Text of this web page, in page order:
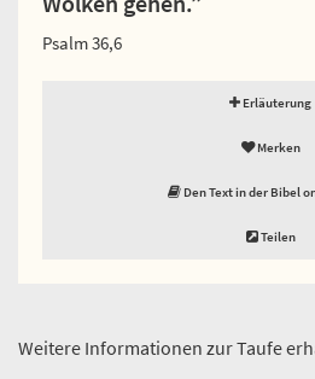
Psalm 36,6
Erläuterung
Merken
Den Text in der Bibel
Teilen
Weitere Informationen zur Taufe